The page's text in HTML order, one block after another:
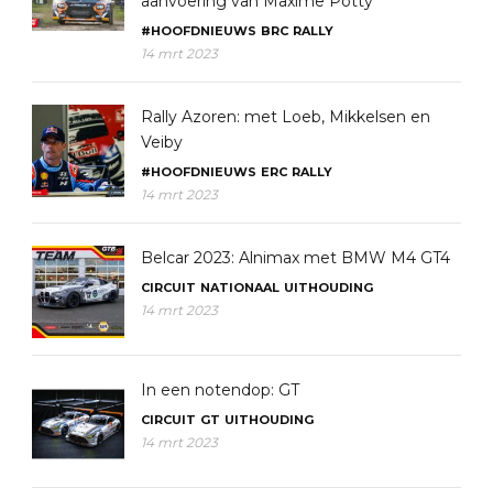
#HOOFDNIEUWS BRC RALLY
14 mrt 2023
Rally Azoren: met Loeb, Mikkelsen en
Veiby
#HOOFDNIEUWS ERC RALLY
14 mrt 2023
Belcar 2023: Alnimax met BMW M4 GT4
CIRCUIT NATIONAAL UITHOUDING
14 mrt 2023
In een notendop: GT
CIRCUIT GT UITHOUDING
14 mrt 2023